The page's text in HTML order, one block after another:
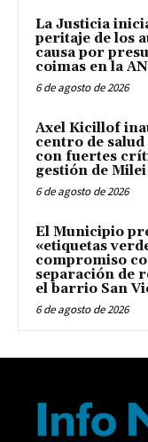
La Justicia
peritaje de los
causa por
coimas en la
6 de agosto de 2026
Axel Kicillof
centro de
con fuertes
gestión de Milei
6 de agosto de 2026
El Municipio
«etiquetas
compromiso
separación de
el barrio San
6 de agosto de 2026